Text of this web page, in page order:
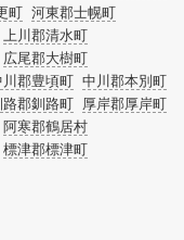
町 河東郡士幌町
上川郡清水町
広尾郡大樹町
川郡豊頃町 中川郡本別町
路郡釧路町 厚岸郡厚岸町
阿寒郡鶴居村
標津郡標津町